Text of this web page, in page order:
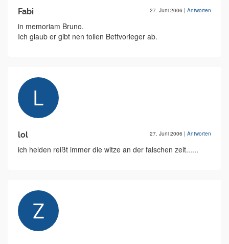
Fabi 27. Juni 2006 | Antworten
in memoriam Bruno.
Ich glaub er gibt nen tollen Bettvorleger ab.
lol 27. Juni 2006 | Antworten
ich helden reißt immer die witze an der falschen zeit......